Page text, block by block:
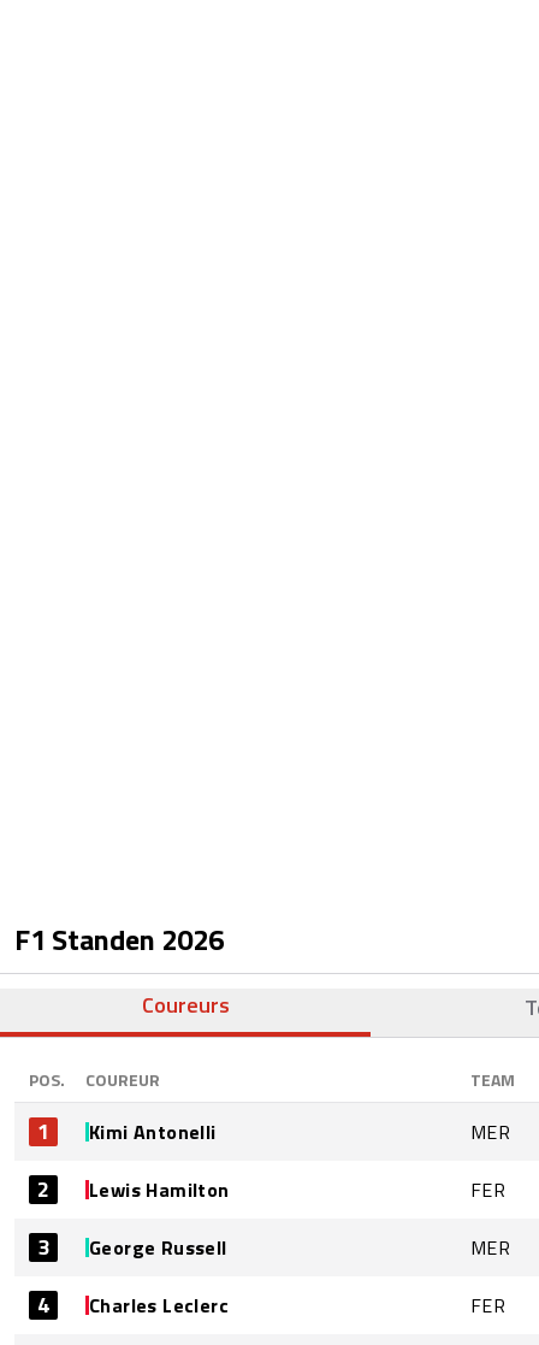
F1 Standen 2026
Coureurs
POS. COUREUR TEAM
1 Kimi Antonelli MER
2 Lewis Hamilton FER
3 George Russell MER
4 Charles Leclerc FER